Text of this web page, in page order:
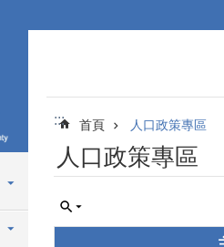
::: 首頁 人口政策專區
人口政策專區